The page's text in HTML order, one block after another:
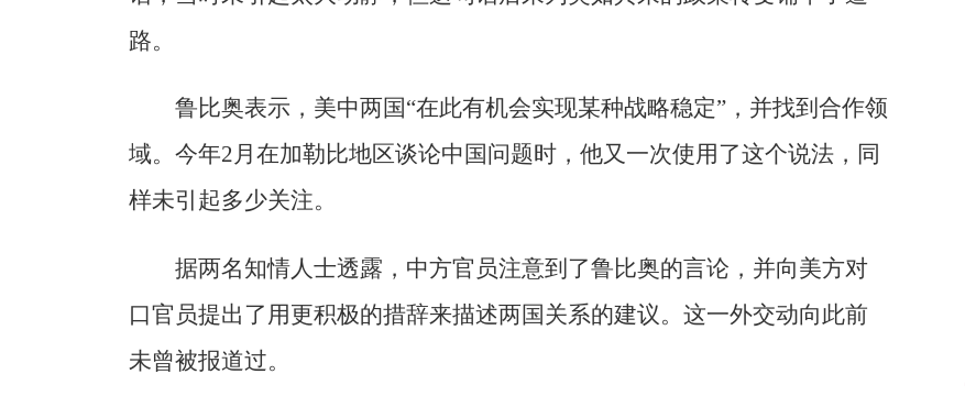
路。
鲁比奥表示，美中两国“在此有机会实现某种战略稳定”，并找到合作领
域。今年2月在加勒比地区谈论中国问题时，他又一次使用了这个说法，同
样未引起多少关注。
据两名知情人士透露，中方官员注意到了鲁比奥的言论，并向美方对
口官员提出了用更积极的措辞来描述两国关系的建议。这一外交动向此前
未曾被报道过。